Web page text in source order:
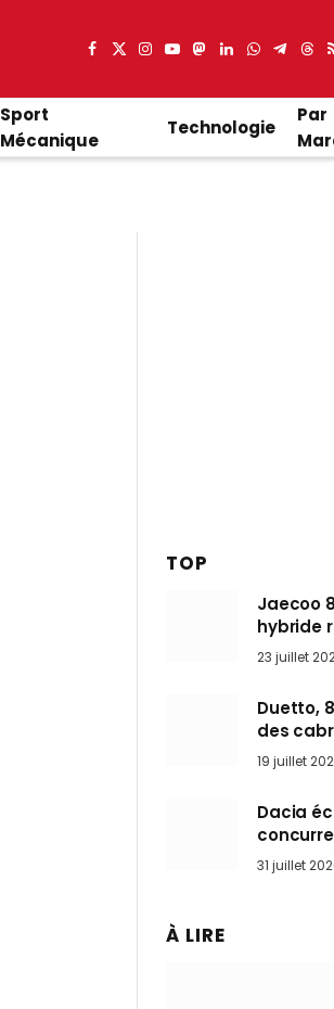
Facebook
X
Instagram
YouTube
Mastodon
LinkedIn
WhatsApp
Sport
Mécanique
Technologie
Par
TOP
Jaecoo
hybride
ch qui
en
23 juillet
Duetto,
des
ces
l’art de
vent
19 juillet
Dacia
marché
31 juillet
À LIRE